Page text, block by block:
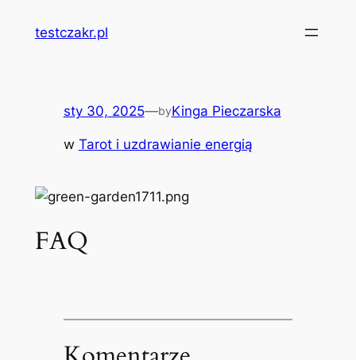
testczakr.pl
sty 30, 2025—byKinga Pieczarska
w Tarot i uzdrawianie energią
FAQ